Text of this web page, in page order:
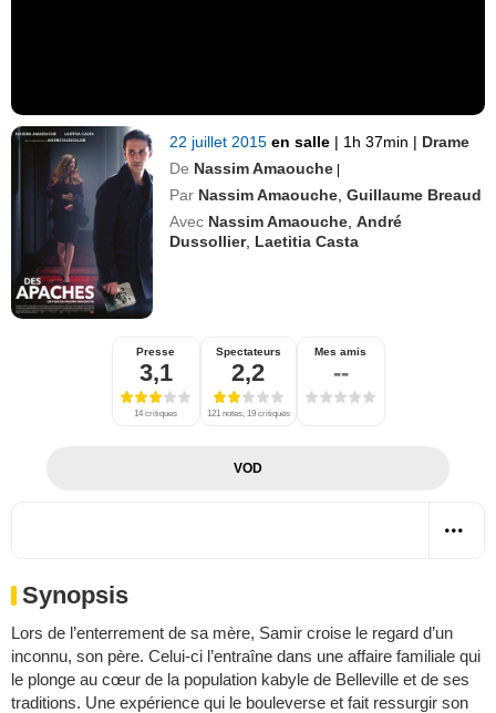
22 juillet 2015en salle | 1h 37min | Drame
De Nassim Amaouche |
Par Nassim Amaouche ,Guillaume Breaud
Avec Nassim Amaouche ,André
Dussollier, Laetitia Casta
Presse
3,1
14 critiques
Spectateurs
2,2
121 notes, 19 critiques
Mes amis
--
VOD
Synopsis
Lors de l’enterrement de sa mère, Samir croise le regard d’un
inconnu, son père. Celui-ci l’entraîne dans une affaire familiale qui
le plonge au cœur de la population kabyle de Belleville et de ses
traditions. Une expérience qui le bouleverse et fait ressurgir son